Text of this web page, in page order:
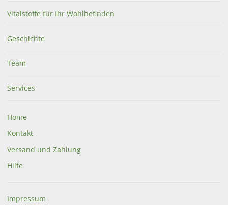
Vitalstoffe für Ihr Wohlbefinden
Geschichte
Team
Services
Home
Kontakt
Versand und Zahlung
Hilfe
Impressum